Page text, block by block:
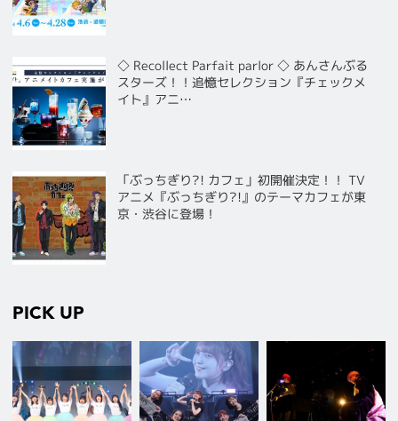
◇ Recollect Parfait parlor ◇ あんさんぶる
スターズ！！追憶セレクション『チェックメ
イト』アニ…
「ぶっちぎり?! カフェ」初開催決定！！ TV
アニメ『ぶっちぎり?!』のテーマカフェが東
京・渋谷に登場！
PICK UP